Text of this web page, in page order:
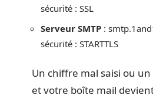
sécurité : SSL
Serveur SMTP :
sécurité : STARTTLS
Un chiffre mal saisi ou
et votre boîte mail